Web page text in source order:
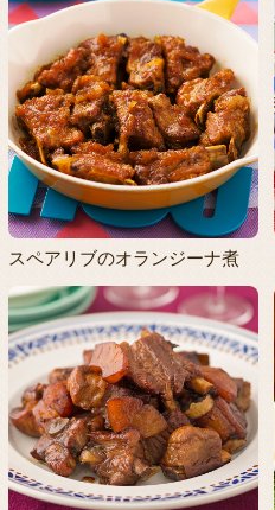
スペアリブのオランジーナ煮